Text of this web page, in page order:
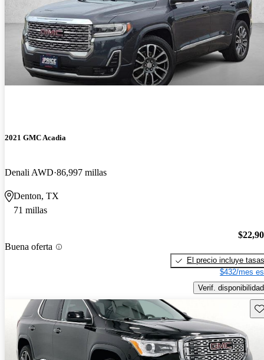
2021 GMC Acadia
Denali AWD 86,997 millas
Denton, TX
71 millas
Buena oferta
El precio incluye tasas
$432/mes
Verif. disponibilidad